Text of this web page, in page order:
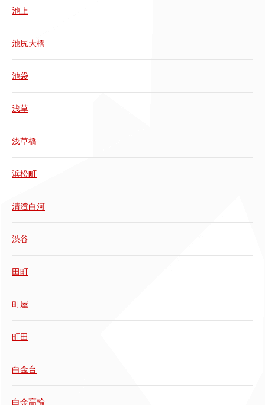
池上
池尻大橋
池袋
浅草
浅草橋
浜松町
清澄白河
渋谷
田町
町屋
町田
白金台
白金高輪